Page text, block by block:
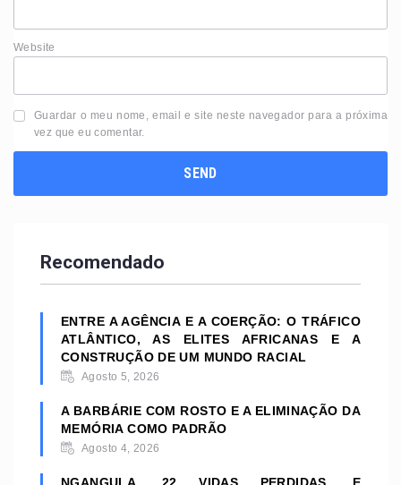
Website
Guardar o meu nome, email e site neste navegador para a próxima
vez que eu comentar.
Recomendado
ENTRE A AGÊNCIA E A COERÇÃO: O TRÁFICO
ATLÂNTICO, AS ELITES AFRICANAS E A
CONSTRUÇÃO DE UM MUNDO RACIAL
Agosto 5, 2026
A BARBÁRIE COM ROSTO E A ELIMINAÇÃO DA
MEMÓRIA COMO PADRÃO
Agosto 4, 2026